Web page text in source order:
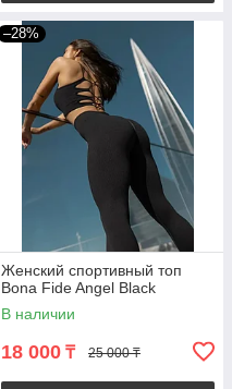
–28%
Женский спортивный топ
Bona Fide Angel Black
В наличии
18 000 ₸ 25 000 ₸